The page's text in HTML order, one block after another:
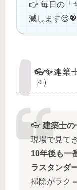
👉 毎日の「
減します😌💖
👓✨建築
ド）
👓 建築士の
現場で見て
10年後も一
ラスタンダ
掃除がラク